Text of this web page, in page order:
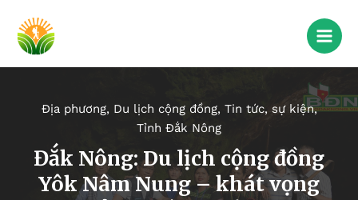
Địa phương, Du lịch cộng đồng, Tin tức, sự kiện,
Tỉnh Đắk Nông
Đắk Nông: Du lịch cộng đồng
Yôk Nâm Nung – khát vọng